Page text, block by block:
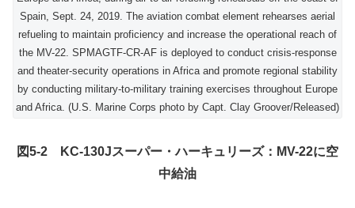
Spain, Sept. 24, 2019. The aviation combat element rehearses aerial
refueling to maintain proficiency and increase the operational reach of
the MV-22. SPMAGTF-CR-AF is deployed to conduct crisis-response
and theater-security operations in Africa and promote regional stability
by conducting military-to-military training exercises throughout Europe
and Africa. (U.S. Marine Corps photo by Capt. Clay Groover/Released)
図5-2 KC-130Jスーパー・ハーキュリーズ：MV-22に空
中給油